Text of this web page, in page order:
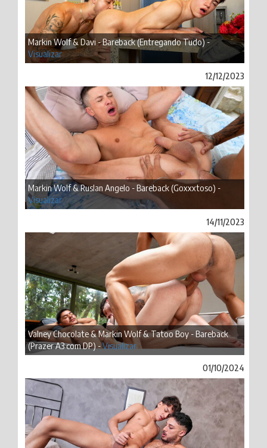
Markin Wolf & Davi - Bareback (Entregando Tudo) -
Visualizar
12/12/2023
Markin Wolf & Ruslan Angelo - Bareback (Goxxxtoso) -
Visualizar
14/11/2023
Valney Chocolate & Markin Wolf & Tatoo Boy - Bareback
(Prazer A3 com DP) -Visualizar
01/10/2024